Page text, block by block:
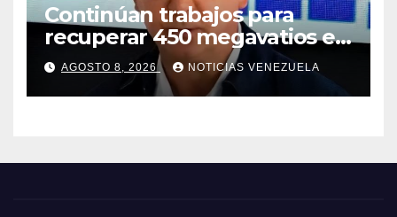
Continúan trabajos para
recuperar 450 megavatios en
Termocarabobo tras sismos
AGOSTO 8, 2026 NOTICIAS VENEZUELA